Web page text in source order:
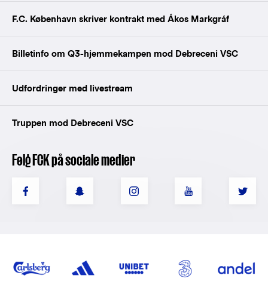
F.C. København skriver kontrakt med Ákos Markgráf
Billetinfo om Q3-hjemmekampen mod Debreceni VSC
Udfordringer med livestream
Truppen mod Debreceni VSC
Følg FCK på sociale medier